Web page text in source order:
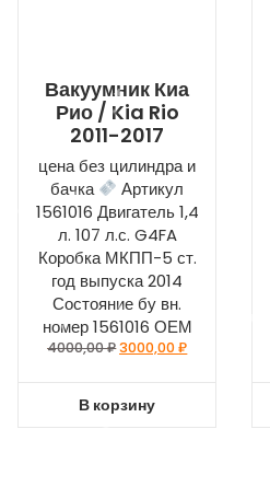
Вакуумник Киа
Рио / Kia Rio
2011-2017
цена без цилиндра и
бачка
Артикул
1561016 Двигатель 1,4
л. 107 л.с. G4FA
Коробка МКПП-5 ст.
год выпуска 2014
Состояние бу вн.
номер 1561016 ОЕМ
4000,00₽3000,00₽
В корзину